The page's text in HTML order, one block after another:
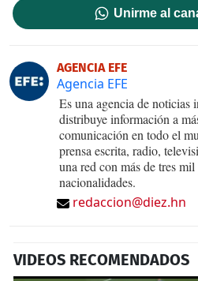
Unirme al
AGENCIA EFE
Agencia EFE
Es una agencia de noticias
distribuye información a
comunicación en todo el
prensa escrita, radio,
una red con más de tres
nacionalidades.
redaccion@diez.hn
VIDEOS RECOMENDADOS